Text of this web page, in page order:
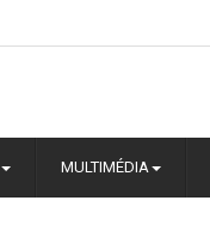
MULTIMÉDIA